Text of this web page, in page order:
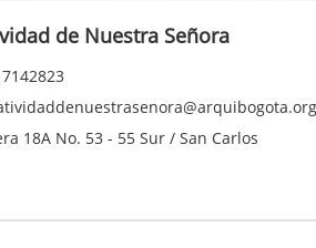
de Nuestra Señora
18A No. 53 - 55 Sur / San Carlos